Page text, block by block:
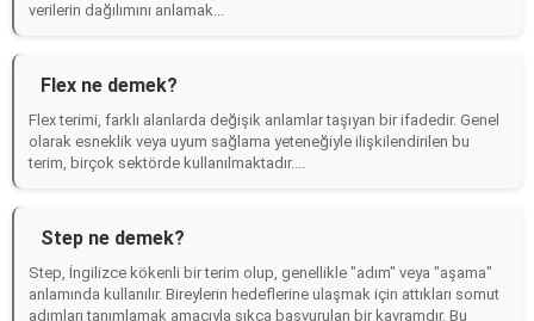
verilerin dağılımını anlamak...
Flex ne demek?
Flex terimi, farklı alanlarda değişik anlamlar taşıyan bir ifadedir. Genel
olarak esneklik veya uyum sağlama yeteneğiyle ilişkilendirilen bu
terim, birçok sektörde kullanılmaktadır....
Step ne demek?
Step, İngilizce kökenli bir terim olup, genellikle "adım" veya "aşama"
anlamında kullanılır. Bireylerin hedeflerine ulaşmak için attıkları somut
adımları tanımlamak amacıyla sıkça başvurulan bir kavramdır. Bu